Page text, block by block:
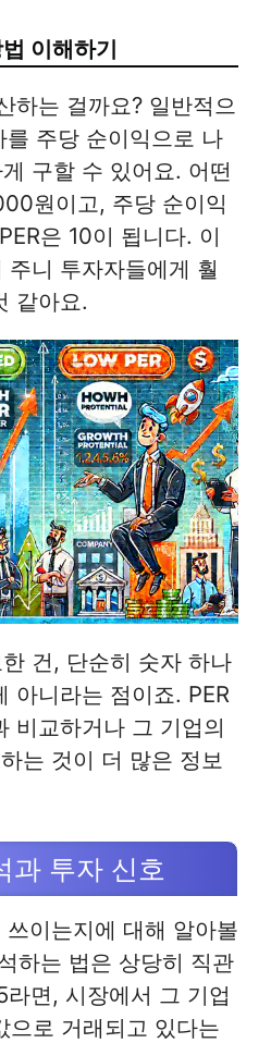
이해하기
하는 걸까요? 일반적으
를 주당 순이익으로 나
구할 수 있어요. 어떤
원이고, 주당 순이익
은 10이 됩니다. 이
니 투자자들에게 훨
같아요.
건, 단순히 숫자 하나
아니라는 점이죠. PER
비교하거나 그 기업의
는 것이 더 많은 정보
과 투자 신호
쓰이는지에 대해 알아볼
하는 법은 상당히 직관
라면, 시장에서 그 기업
으로 거래되고 있다는